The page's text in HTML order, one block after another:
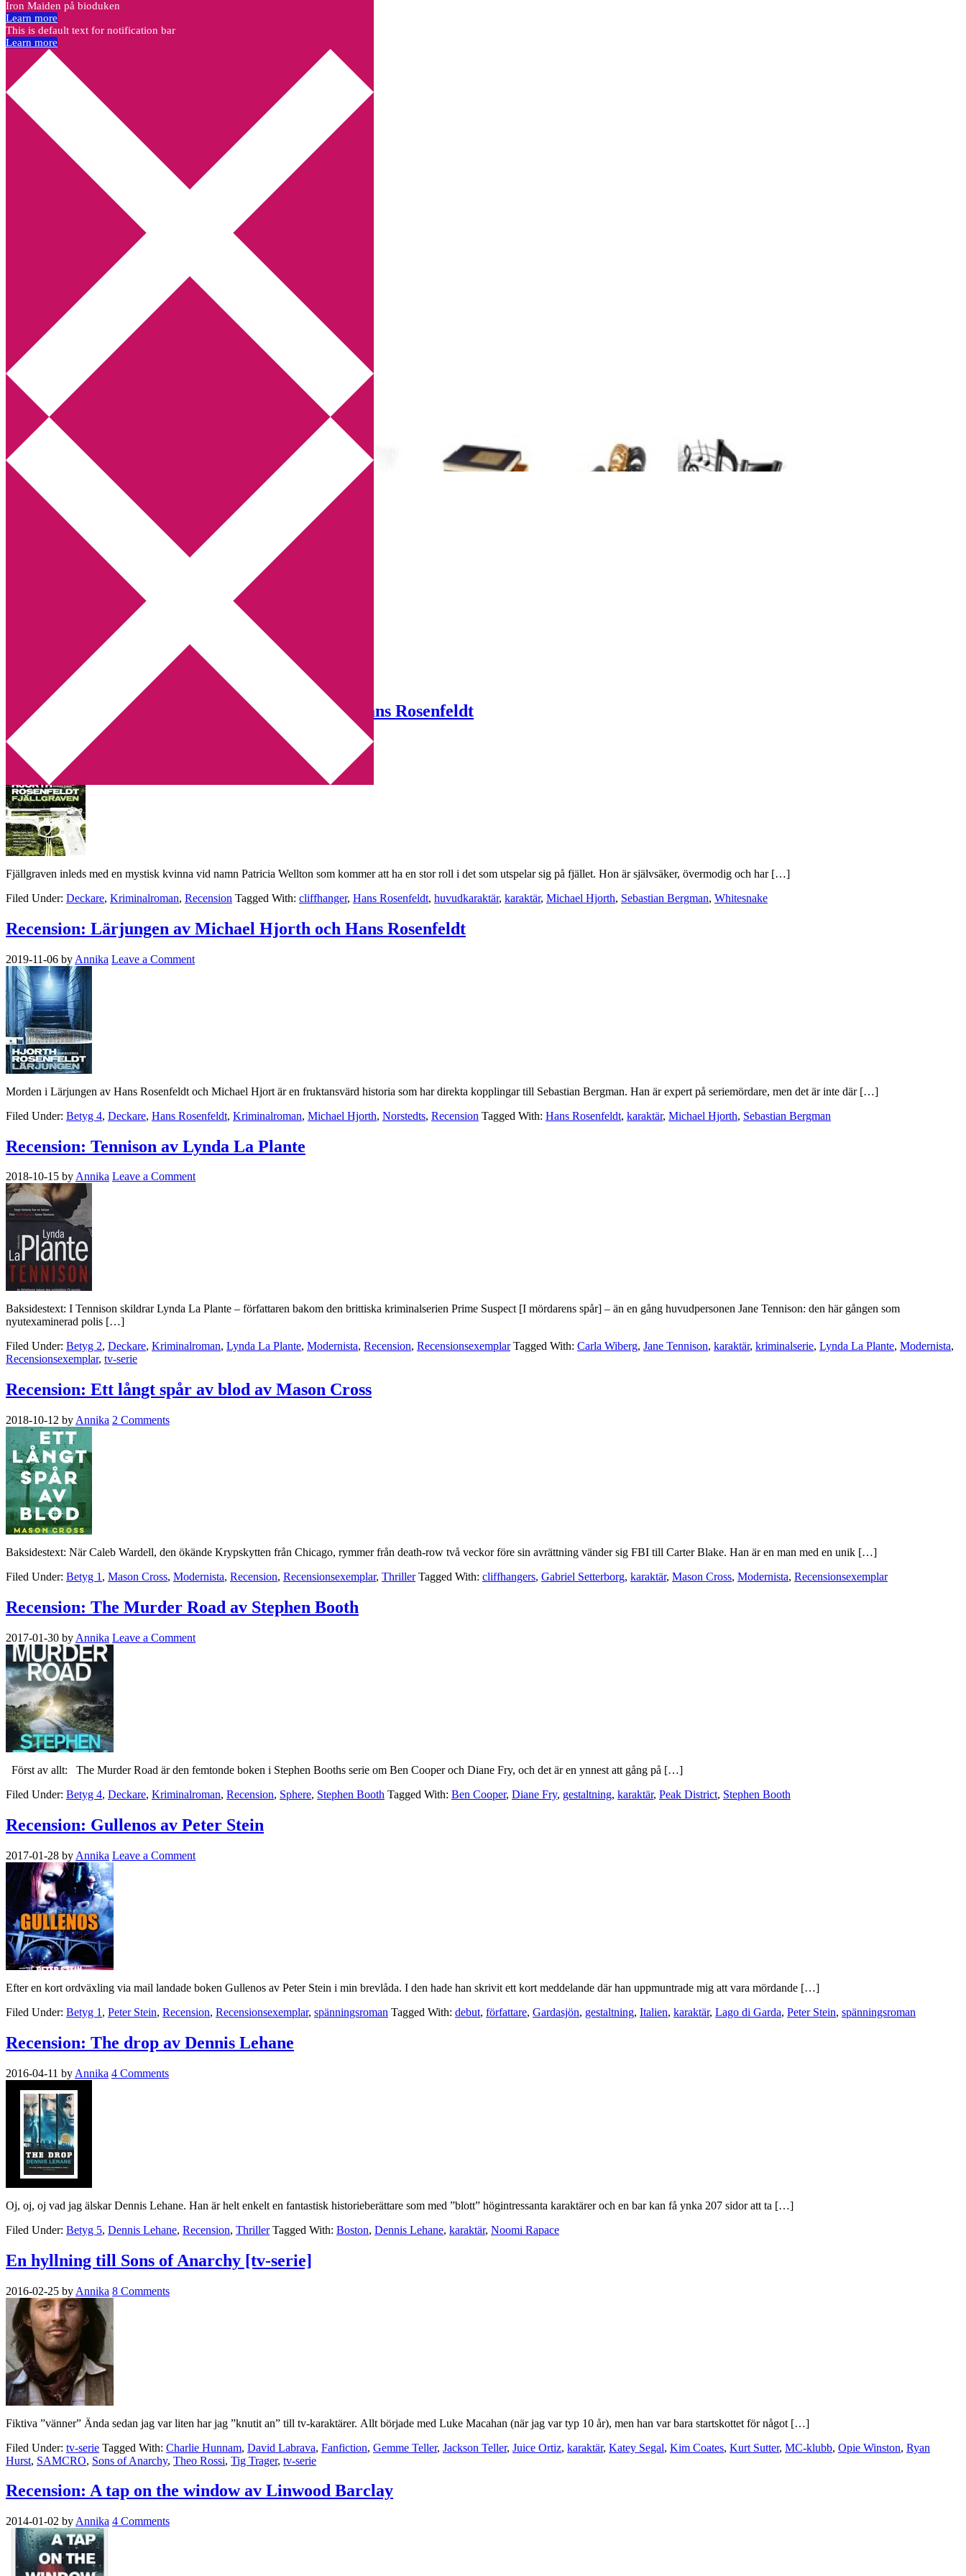
Annikas litteratur- och kulturblogg
Deckare, kriminalromaner, thrillers
Hem
Boktolva
Författarfemman
Kontakt
Webbshop Amazon
Utskriftscentralen
Min tv-blogg
You are here:Home Archives for karaktär
Recension: Fjällgraven av Michael Hjorth och Hans Rosenfeldt
2019-11-08 Annika
Fjällgraven inleds med en mystisk kvinna vid namn Patricia Wellton som kommer att ha en stor roll i det som utspelar sig på fjället. Hon är självsäker, övermodig och har […]
Filed Under: Deckare, Kriminalroman, Recension Tagged With: cliffhanger, Hans Rosenfeldt, huvudkaraktär, karaktär, Michael Hjorth, Sebastian Bergman, Whitesnake
Recension: Lärjungen av Michael Hjorth och Hans Rosenfeldt
2019-11-06 by Annika Leave a Comment
Morden i Lärjungen av Hans Rosenfeldt och Michael Hjort är en fruktansvärd historia som har direkta kopplingar till Sebastian Bergman. Han är expert på seriemördare, men det är inte där […]
Filed Under: Betyg 4, Deckare, Hans Rosenfeldt, Kriminalroman, Michael Hjorth, Norstedts, Recension Tagged With: Hans Rosenfeldt, karaktär, Michael Hjorth, Sebastian Bergman
Recension: Tennison av Lynda La Plante
2018-10-15 byAnnika Leave a Comment
Baksidestext: I Tennison skildrar Lynda La Plante – författaren bakom den brittiska kriminalserien Prime Suspect [I mördarens spår] – än en gång huvudpersonen Jane Tennison: den här gången som
nyutexaminerad polis […]
Filed Under: Betyg 2, Deckare, Kriminalroman, Lynda La Plante, Modernista, Recension, Recensionsexemplar Tagged With: Carla Wiberg, Jane Tennison, karaktär, kriminalserie, Lynda La Plante, Modernista,
Recensionsexemplar, tv-serie
Recension: Ett långt spår av blod av Mason Cross
2018-10-12 by Annika 2 Comments
Baksidestext: När Caleb Wardell, den ökände Krypskytten från Chicago, rymmer från death-row två veckor före sin avrättning vänder sig FBI till Carter Blake. Han är en man med en unik […]
Filed Under: Betyg 1 , Mason Cross, Modernista, Recension, Recensionsexemplar, Thriller Tagged With: cliffhangers, Gabriel Setterborg, karaktär, Mason Cross, Modernista, Recensionsexemplar
Recension: The Murder Road av Stephen Booth
2017-01-30 by Annika Leave a Comment
Först av allt: The Murder Road är den femtonde boken i Stephen Booths serie om Ben Cooper och Diane Fry, och det är en ynnest att gång på […]
Filed Under: Betyg 4, Deckare, Kriminalroman, Recension, Sphere, Stephen Booth Tagged With: Ben Cooper, Diane Fry, gestaltning, karaktär, Peak District, Stephen Booth
Recension: Gullenos av Peter Stein
2017-01-28 by Annika Leave a Comment
Efter en kort ordväxling via mail landade boken Gullenos av Peter Stein i min brevlåda. I den hade han skrivit ett kort meddelande där han uppmuntrade mig att vara mördande […]
Filed Under: Betyg 1 , Peter Stein, Recension, Recensionsexemplar, spänningsroman Tagged With: debut, författare, Gardasjön, gestaltning, Italien, karaktär, Lago di Garda, Peter Stein, spänningsroman
Recension: The drop av Dennis Lehane
2016-04-11 by Annika 4 Comments
Oj, oj, oj vad jag älskar Dennis Lehane. Han är helt enkelt en fantastisk historieberättare som med ”blott” högintressanta karaktärer och en bar kan få ynka 207 sidor att ta […]
Filed Under: Betyg 5, Dennis Lehane, Recension, Thriller Tagged With: Boston, Dennis Lehane, karaktär, Noomi Rapace
En hyllning till Sons of Anarchy [tv-serie]
2016-02-25 by Annika 8 Comments
Fiktiva ”vänner” Ända sedan jag var liten har jag ”knutit an” till tv-karaktärer. Allt började med Luke Macahan (när jag var typ 10 år), men han var bara startskottet för något […]
Filed Under: tv-serie Tagged With: Charlie Hunnam, David Labrava, Fanfiction, Gemme Teller, Jackson Teller, Juice Ortiz, karaktär, Katey Segal, Kim Coates, Kurt Sutter, MC-klubb, Opie Winston, Ryan
Hurst, SAMCRO, Sons of Anarchy, Theo Rossi, Tig Trager, tv-serie
Recension: A tap on the window av Linwood Barclay
2014-01-02 by Annika 4 Comments
Iron Maiden på bioduken
Learn more
This is default text for notification bar
Learn more